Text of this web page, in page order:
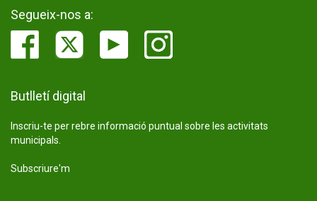
Segueix-nos a:
Butlletí digital
Inscriu-te per rebre informació puntual sobre les activitats
municipals.
Subscriure'm